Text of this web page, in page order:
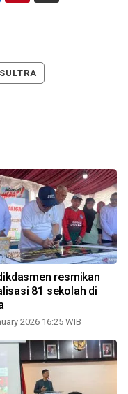
resmikan
81 sekolah di
2026 16:25 WIB